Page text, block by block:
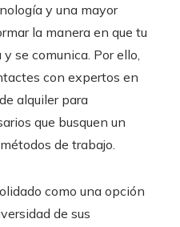
y una mayor
la manera en que tu
se comunica. Por ello,
con expertos en
alquiler para
que busquen un
de trabajo.
como una opción
de sus